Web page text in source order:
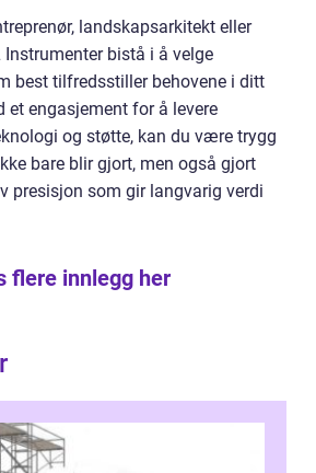
landskapsarkitekt eller
Instrumenter bistå i å velge
best tilfredsstiller behovene i ditt
et engasjement for å levere
og støtte, kan du være trygg
bare blir gjort, men også gjort
presisjon som gir langvarig verdi
flere innlegg her